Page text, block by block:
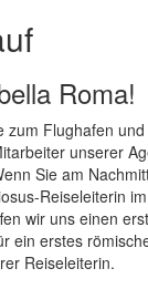
Roma!
zum Flughafen
unserer
Sie am
Reiseleiterin
wir uns einen
ein erstes
Reiseleiterin.